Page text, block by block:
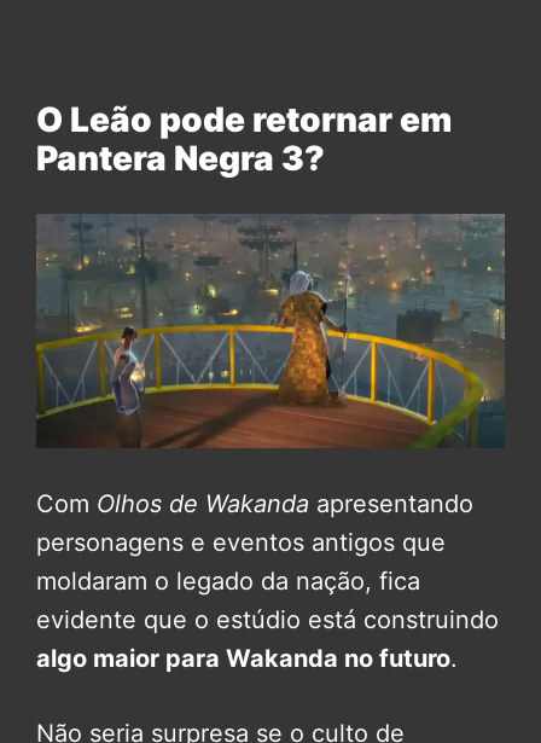
O Leão pode retornar em
Pantera Negra 3?
Com Olhos de Wakanda apresentando
personagens e eventos antigos que
moldaram o legado da nação, fica
evidente que o estúdio está construindo
algo maior para Wakanda no futuro.
Não seria surpresa se o culto de